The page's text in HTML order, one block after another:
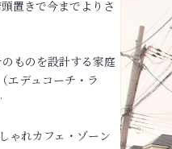
置きで今までよりさ
ものを設計する家庭
デュコーチ・ラ
ゃれカフェ・ゾーン